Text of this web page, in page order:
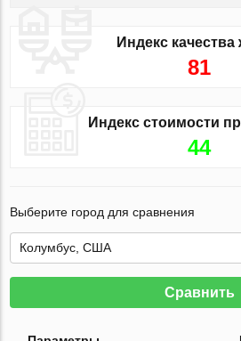
Индекс качества
81
Индекс стоимости
44
Выберите город для сравнения
Сравнить